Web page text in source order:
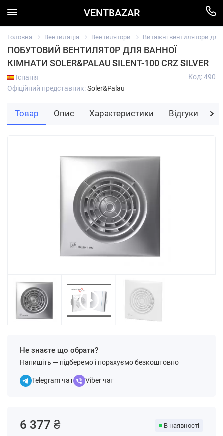
VENTBAZAR
Головна Вентиляція Вентилятори Витяжні вентилятори для
ПОБУТОВИЙ ВЕНТИЛЯТОР ДЛЯ ВАННОЇ
КІМНАТИ SOLER&PALAU SILENT-100 CRZ SILVER
Іспанія
Офіційний представник:Soler&Palau
Код: 490
Не знаєте що обрати?
Напишіть — підберемо і порахуємо безкоштовно
Telegram чат Viber чат
6 377 ₴ В наявності
Товар Опис Характеристики Відгуки